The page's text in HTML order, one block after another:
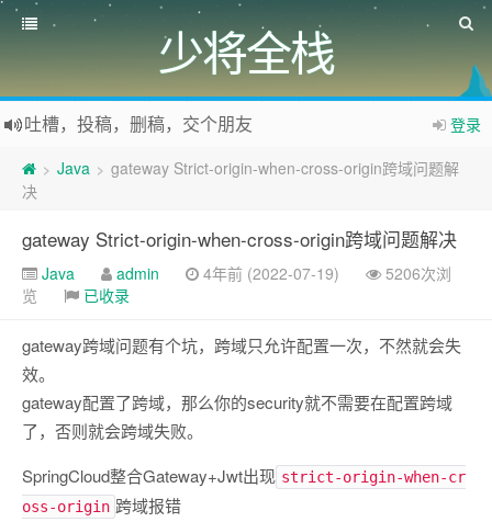
少将全栈
登录
吐槽，投稿，删稿，交个朋友
> Java > gateway Strict-origin-when-cross-origin跨域问题解
决
gateway Strict-origin-when-cross-origin跨域问题解决
Java admin 4年前 (2022-07-19)
5206次浏
览
已收录
gateway跨域问题有个坑，跨域只允许配置一次，不然就会失
效。
gateway配置了跨域，那么你的security就不需要在配置跨域
了，否则就会跨域失败。
SpringCloud整合Gateway+Jwt出现 strict-origin-when-cr
oss-origin 跨域报错